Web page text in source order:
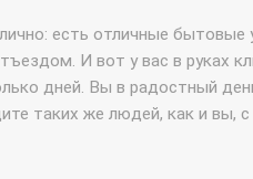
есть отличные бытовые
И вот у вас в руках
дней. Вы в радостный
таких же людей, как и вы,